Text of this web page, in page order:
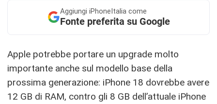
Aggiungi iPhoneItalia come
Fonte preferita su Google
Apple potrebbe portare un upgrade molto
importante anche sul modello base della
prossima generazione: iPhone 18 dovrebbe avere
12 GB di RAM, contro gli 8 GB dell’attuale iPhone